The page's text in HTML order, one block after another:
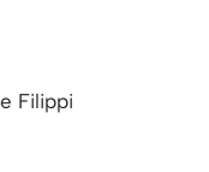
Filippi